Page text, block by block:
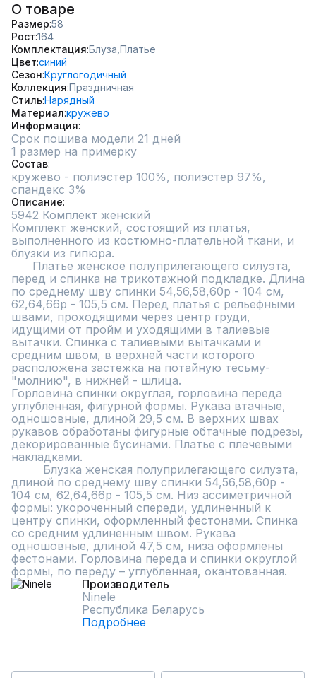
О товаре
Размер 58
Рост 164
Комплектация Блуза, Платье
Цвет синий
Сезон Круглогодичный
Коллекция Праздничная
СтильНарядный
Материал кружево
Информация
Срок пошива модели 21 дней
1 размер на примерку
Состав
кружево - полиэстер 100%, полиэстер 97%,
спандекс 3%
Описание
5942 Комплект женский
Комплект женский, состоящий из платья,
выполненного из костюмно-плательной ткани, и
блузки из гипюра.
перед и спинка на трикотажной подкладке. Длина
по среднему шву спинки 54,56,58,60р - 104 см,
62,64,66р - 105,5 см. Перед платья с рельефными
швами, проходящими через центр груди,
идущими от пройм и уходящими в талиевые
вытачки. Спинка с талиевыми вытачками и
средним швом, в верхней части которого
расположена застежка на потайную тесьму-
"молнию", в нижней - шлица.
Горловина спинки округлая, горловина переда
углубленная, фигурной формы. Рукава втачные,
одношовные, длиной 29,5 см. В верхних швах
рукавов обработаны фигурные обтачные подрезы,
декорированные бусинами. Платье с плечевыми
накладками.
длиной по среднему шву спинки 54,56,58,60р -
104 см, 62,64,66р - 105,5 см. Низ ассиметричной
формы: укороченный спереди, удлиненный к
центру спинки, оформленный фестонами. Спинка
со средним удлиненным швом. Рукава
одношовные, длиной 47,5 см, низа оформлены
фестонами. Горловина переда и спинки округлой
формы, по переду – углубленная, окантованная.
Производитель
Ninele
Республика Беларусь
Подробнее